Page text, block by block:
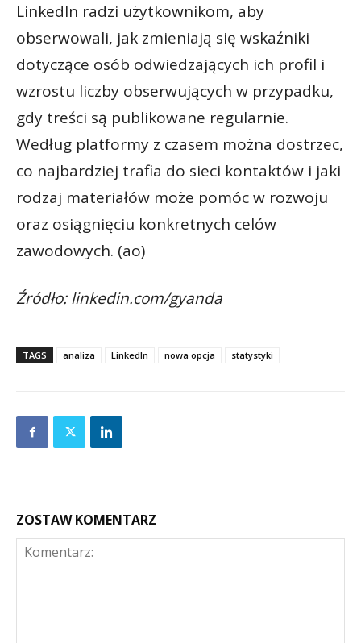
LinkedIn radzi użytkownikom, aby
obserwowali, jak zmieniają się wskaźniki
dotyczące osób odwiedzających ich profil i
wzrostu liczby obserwujących w przypadku,
gdy treści są publikowane regularnie.
Według platformy z czasem można dostrzec,
co najbardziej trafia do sieci kontaktów i jaki
rodzaj materiałów może pomóc w rozwoju
oraz osiągnięciu konkretnych celów
zawodowych. (ao)
Źródło: linkedin.com/gyanda
TAGS analiza LinkedIn nowa opcja statystyki
ZOSTAW KOMENTARZ